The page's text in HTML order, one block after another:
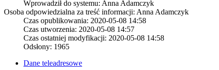
Wprowadził do systemu: Anna Adamczyk
Osoba odpowiedzialna za treść informacji: Anna Adamczyk
Czas opublikowania: 2020-05-08 14:58
Czas utworzenia: 2020-05-08 14:57
Czas ostatniej modyfikacji: 2020-05-08 14:58
Odsłony: 1965
Dane teleadresowe